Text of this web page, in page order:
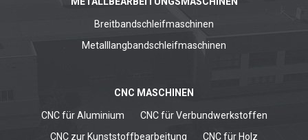
Breitbandschleifmaschinen
Metalllangbandschleifmaschinen
CNC MASCHINEN
CNC für Aluminium
CNC für Verbundwerkstoffen
CNC zur Kunststoffbearbeitung
CNC für Holz